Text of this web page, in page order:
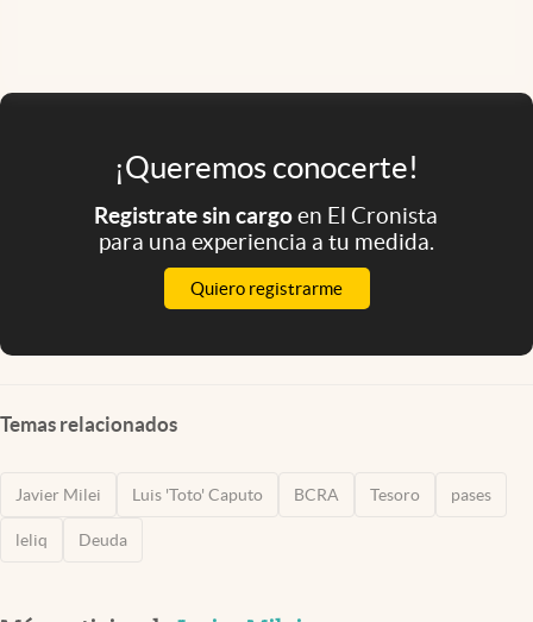
¡Queremos conocerte!
Registrate sin cargoen El Cronista
para una experiencia a tu medida.
Quiero registrarme
Temas relacionados
Javier Milei Luis 'Toto' Caputo BCRA Tesoro pases
leliq Deuda